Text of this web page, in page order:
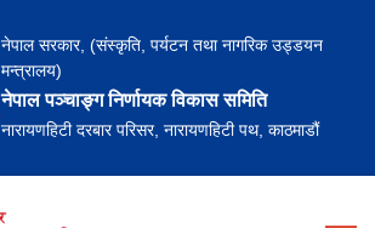
नेपाल सरकार, (संस्कृति, पर्यटन तथा नागरिक उड्डयन
मन्त्रालय)
नेपाल पञ्चाङ्ग निर्णायक विकास समिति
नारायणहिटी दरबार परिसर, नारायणहिटी पथ, काठमाडौं